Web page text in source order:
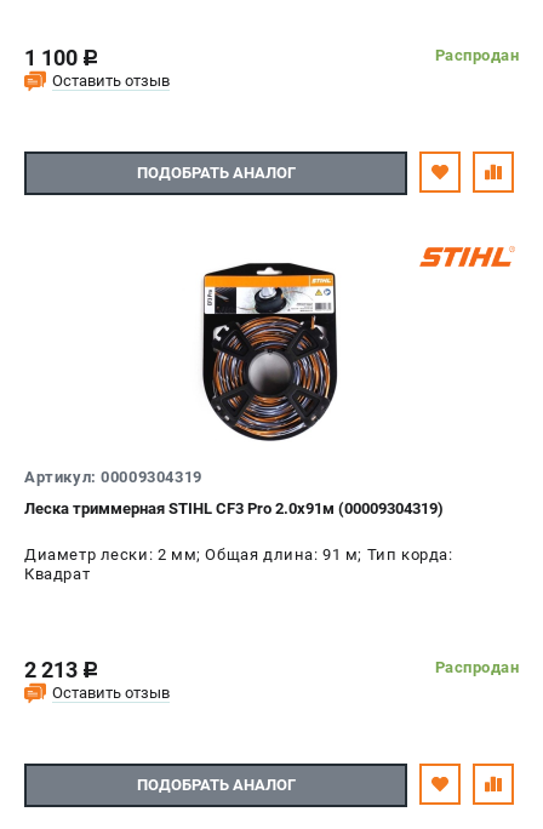
1 100 c
Распродан
Оставить отзыв
ПОДОБРАТЬ АНАЛОГ
Артикул: 00009304319
Леска триммерная STIHL CF3 Pro 2.0х91м (00009304319)
Диаметр лески: 2 мм; Общая длина: 91 м; Тип корда:
Квадрат
2 213 c
Распродан
Оставить отзыв
ПОДОБРАТЬ АНАЛОГ